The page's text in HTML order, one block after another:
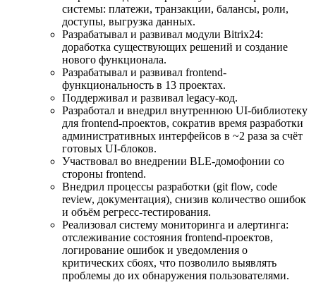
системы: платежи, транзакции, балансы, роли,
доступы, выгрузка данных.
Разрабатывал и развивал модули Bitrix24:
доработка существующих решений и создание
нового функционала.
Разрабатывал и развивал frontend-
функциональность в 13 проектах.
Поддерживал и развивал legacy-код.
Разработал и внедрил внутреннюю UI-библиотеку
для frontend-проектов, сократив время разработки
административных интерфейсов в ~2 раза за счёт
готовых UI-блоков.
Участвовал во внедрении BLE-домофонии со
стороны frontend.
Внедрил процессы разработки (git flow, code
review, документация), снизив количество ошибок
и объём регресс-тестирования.
Реализовал систему мониторинга и алертинга:
отслеживание состояния frontend-проектов,
логирование ошибок и уведомления о
критических сбоях, что позволило выявлять
проблемы до их обнаружения пользователями.